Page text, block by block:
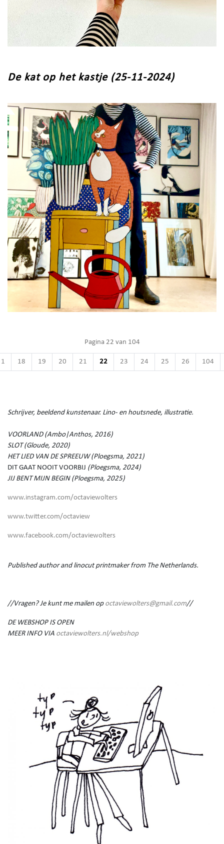
De kat op het kastje (25-11-2024)
Pagina 22 van 104
1 18 19 20 21 22 23 24 25 26 104
Schrijver, beeldend kunstenaar. Lino- en houtsnede, illustratie.
VOORLAND (Ambo|Anthos, 2016)
SLOT (Gloude, 2020)
HET LIED VAN DE SPREEUW (Ploegsma, 2021)
DIT GAAT NOOIT VOORBIJ (Ploegsma, 2024)
JIJ BENT MIJN BEGIN (Ploegsma, 2025)
www.instagram.com/octaviewolters
www.twitter.com/octaview
www.facebook.com/octaviewolters
Published author and linocut printmaker from The Netherlands.
//Vragen? Je kunt me mailen op octaviewolters@gmail.com//
DE WEBSHOP IS OPEN
MEER INFO VIA octaviewolters.nl/webshop